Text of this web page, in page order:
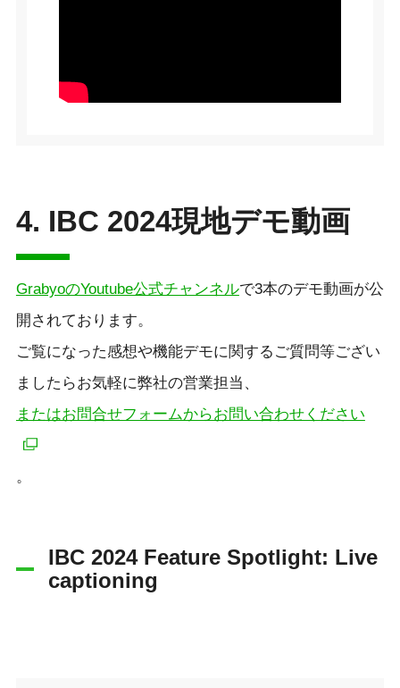
4. IBC 2024現地デモ動画
GrabyoのYoutube公式チャンネルで3本のデモ動画が公
開されております。
ご覧になった感想や機能デモに関するご質問等ござい
ましたらお気軽に弊社の営業担当、
またはお問合せフォームからお問い合わせください
。
IBC 2024 Feature Spotlight: Live
captioning